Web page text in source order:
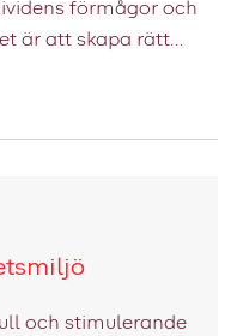
förmågor och
är att skapa rätt
och stimulerande